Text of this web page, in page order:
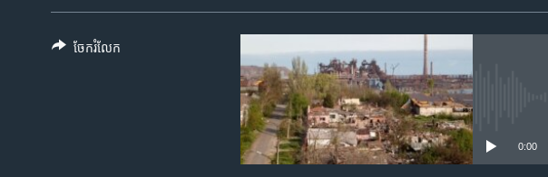
ទូរទស្សន៍ / វីដេអូ​
0:00
ចែករំលែក